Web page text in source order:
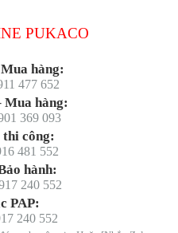
PUKACO
hàng:
477 652
Mua hàng:
369 093
công:
481 552
hành:
240 552
PAP:
240 552